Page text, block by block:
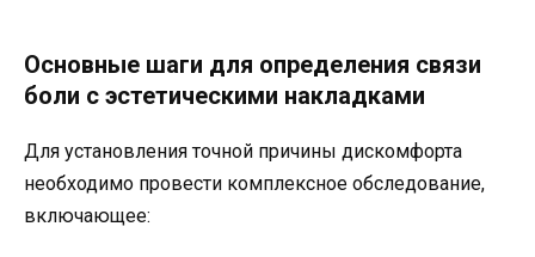
Основные шаги для определения связи
боли с эстетическими накладками
Для установления точной причины дискомфорта
необходимо провести комплексное обследование,
включающее: